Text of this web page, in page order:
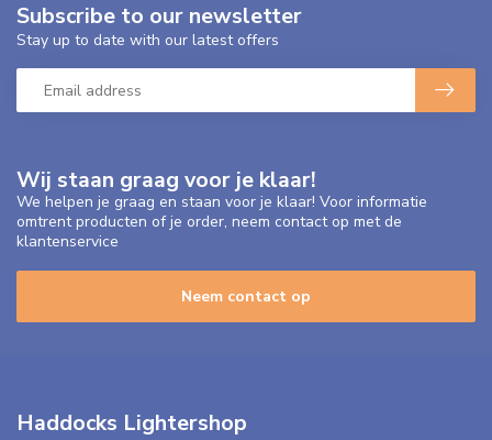
Wij staan graag voor je klaar!
We helpen je graag en staan voor je klaar! Voor informatie
omtrent producten of je order, neem contact op met de
klantenservice
Neem contact op
Subscribe to our newsletter
Stay up to date with our latest offers
Haddocks Lightershop